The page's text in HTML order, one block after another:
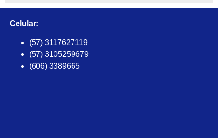
Celular:
(57) 3117627119
(57) 3105259679
(606) 3389665